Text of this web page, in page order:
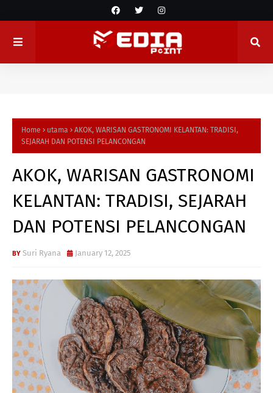
Home utama
AKOK, WARISAN GASTRONOMI KELANTAN: TRADISI,
SEJARAH DAN POTENSI PELANCONGAN
AKOK, WARISAN GASTRONOMI
KELANTAN: TRADISI, SEJARAH
DAN POTENSI PELANCONGAN
Suri Ryana January 12, 2025